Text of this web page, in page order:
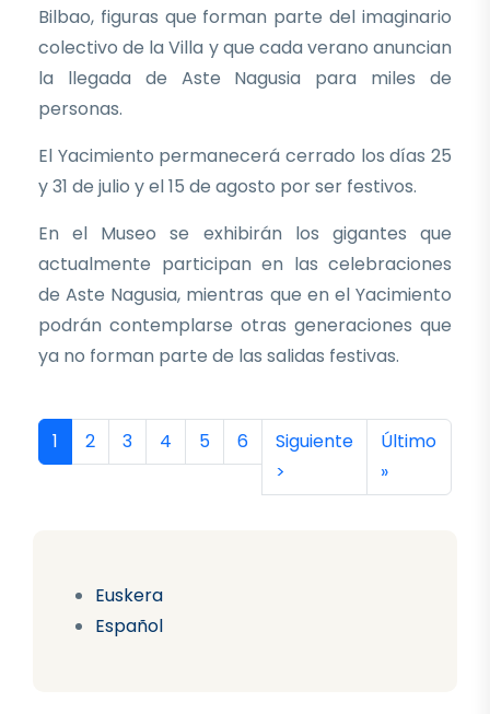
Euskera
Español
Bilbao, figuras que forman parte del imaginario
colectivo de la Villa y que cada verano anuncian
la llegada de Aste Nagusia para miles de
personas.
El Yacimiento permanecerá cerrado los días 25
y 31 de julio y el 15 de agosto por ser festivos.
En el Museo se exhibirán los gigantes que
actualmente participan en las celebraciones
de Aste Nagusia, mientras que en el Yacimiento
podrán contemplarse otras generaciones que
ya no forman parte de las salidas festivas.
Paginación
Página actual
1 Página
2 Página
3 Página
4 Página
5 Página
6 Siguiente página
Siguiente
>
Última
Último
»